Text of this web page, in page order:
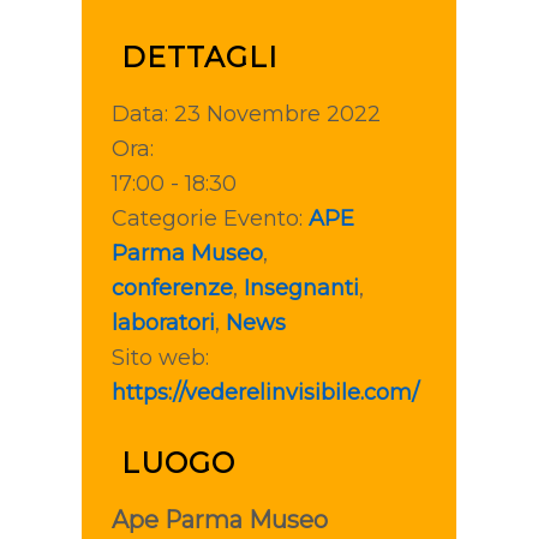
DETTAGLI
Data: 23 Novembre 2022
Ora:
17:00 - 18:30
Categorie Evento: APE
Parma Museo,
conferenze, Insegnanti,
laboratori, News
Sito web:
https://vederelinvisibile.com/
LUOGO
Ape Parma Museo